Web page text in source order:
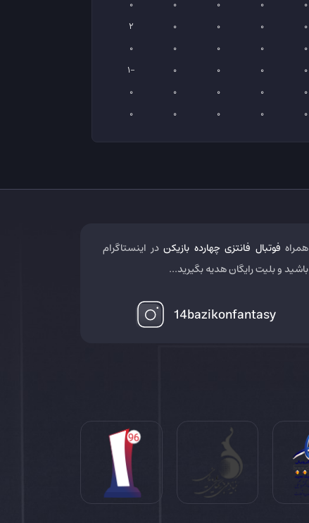
0
0
0
0
0
0
0
0
0
2
0
0
0
0
0
0
0
0
0
-1
0
0
0
0
0
0
0
0
0
0
همراه فوتبال فانتزی چهارده بازیکن در اینستاگرام
باشید و بلیت رایگان هدیه بگیرید...
14bazikonfantasy